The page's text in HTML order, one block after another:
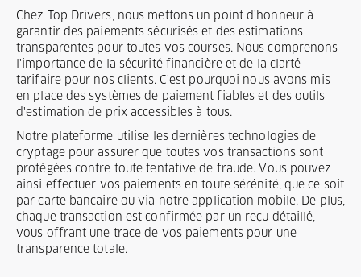
Chez Top Drivers, nous mettons un point d'honneur à
garantir des paiements sécurisés et des estimations
transparentes pour toutes vos courses. Nous comprenons
l'importance de la sécurité financière et de la clarté
tarifaire pour nos clients. C'est pourquoi nous avons mis
en place des systèmes de paiement fiables et des outils
d'estimation de prix accessibles à tous.
Notre plateforme utilise les dernières technologies de
cryptage pour assurer que toutes vos transactions sont
protégées contre toute tentative de fraude. Vous pouvez
ainsi effectuer vos paiements en toute sérénité, que ce soit
par carte bancaire ou via notre application mobile. De plus,
chaque transaction est confirmée par un reçu détaillé,
vous offrant une trace de vos paiements pour une
transparence totale.